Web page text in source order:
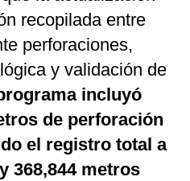
recopilada entre
perforaciones,
y validación de
incluyó
de perforación
el registro total a
368,844 metros